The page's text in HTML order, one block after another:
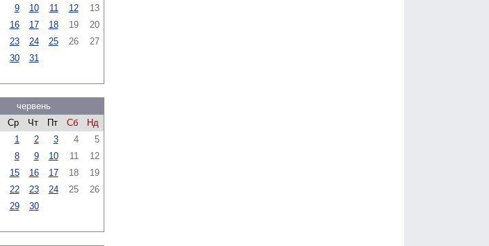
9 10 11 12
13
16 17 18 19
20
23 24 25 26
27
30 31
червень
Ср Чт Пт Сб
Нд
1
2 3 4
5
8 9 10 11
12
15 16 17 18
19
22 23 24 25
26
29 30